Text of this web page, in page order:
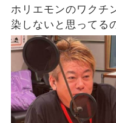
ホリエモンのワクチ
染しないと思ってる
るん」